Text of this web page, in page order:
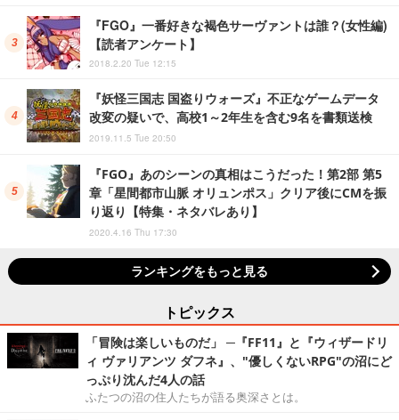
『FGO』一番好きな褐色サーヴァントは誰？(女性編)
【読者アンケート】
2018.2.20 Tue 12:15
『妖怪三国志 国盗りウォーズ』不正なゲームデータ
改変の疑いで、高校1～2年生を含む9名を書類送検
2019.11.5 Tue 20:50
『FGO』あのシーンの真相はこうだった！第2部 第5
章「星間都市山脈 オリュンポス」クリア後にCMを振
り返り【特集・ネタバレあり】
2020.4.16 Thu 17:30
ランキングをもっと見る
トピックス
「冒険は楽しいものだ」 ─『FF11』と『ウィザードリ
ィ ヴァリアンツ ダフネ』、"優しくないRPG"の沼にど
っぷり沈んだ4人の話
ふたつの沼の住人たちが語る奥深さとは。